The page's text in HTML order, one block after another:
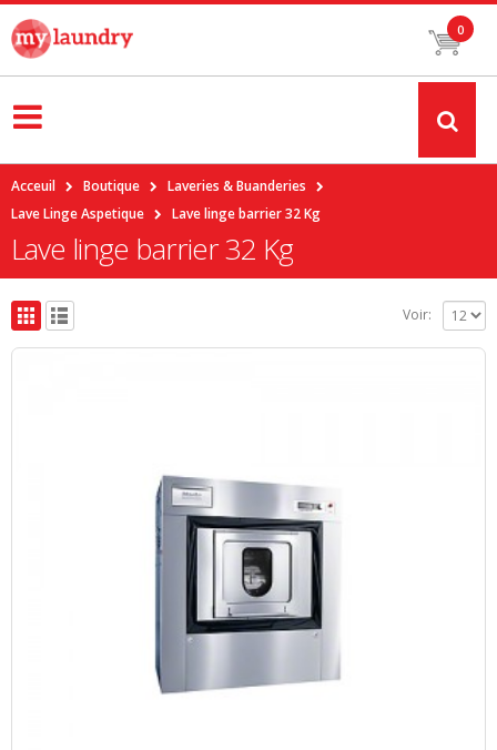
0
Acceuil Boutique
Laveries & Buanderies
Lave Linge Aspetique
Lave linge barrier 32 Kg
Lave linge barrier 32 Kg
Voir: